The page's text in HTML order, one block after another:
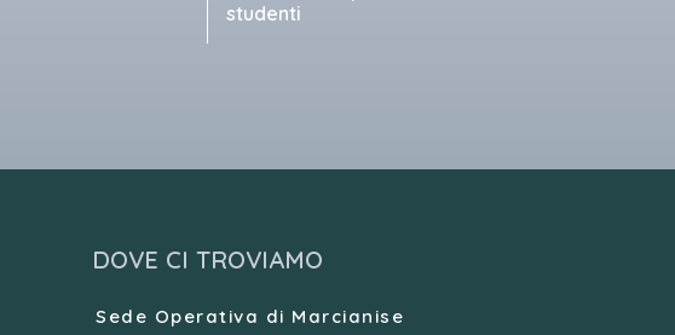
studenti
DOVE CI TROVIAMO
Sede Operativa di Marcianise